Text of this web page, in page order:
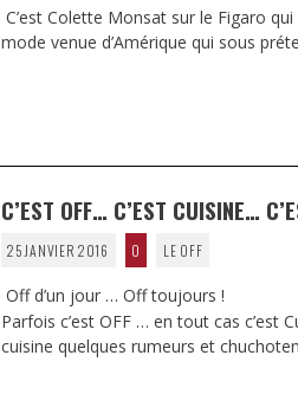
C’est Colette Monsat sur le Figaro
mode venue d’Amérique qui sous
C’EST OFF… C’EST CUISINE…
25 JANVIER 2016 0 LE OFF
Off d’un jour … Off toujours !
Parfois c’est OFF … en tout cas c’est
cuisine quelques rumeurs et